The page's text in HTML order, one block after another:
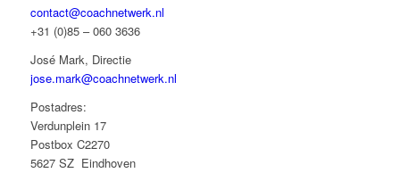
contact@coachnetwerk.nl
+31 (0)85 – 060 3636
José Mark, Directie
jose.mark@coachnetwerk.nl
Postadres:
Verdunplein 17
Postbox C2270
5627 SZ Eindhoven